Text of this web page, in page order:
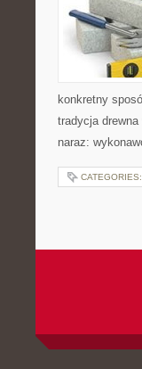
konkretny
tradycja
naraz:
CATEGORIES: